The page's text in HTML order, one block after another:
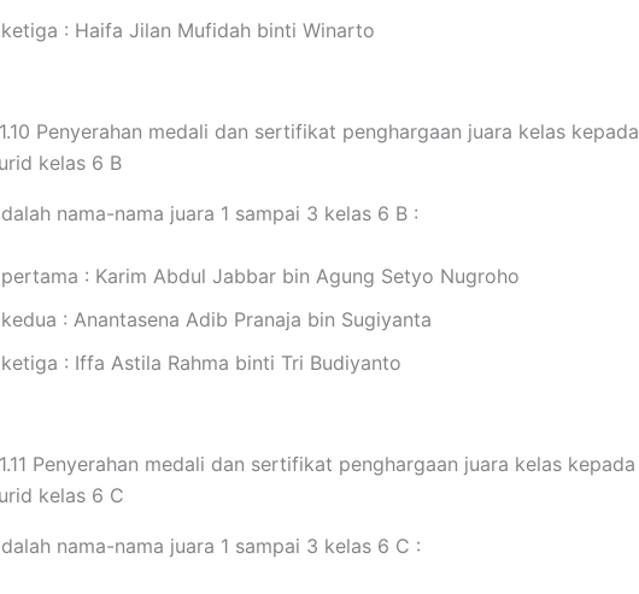
: Haifa Jilan Mufidah binti Winarto
Penyerahan medali dan sertifikat penghargaan juara kelas kepada
kelas 6 B
nama-nama juara 1 sampai 3 kelas 6 B :
: Karim Abdul Jabbar bin Agung Setyo Nugroho
: Anantasena Adib Pranaja bin Sugiyanta
: Iffa Astila Rahma binti Tri Budiyanto
Penyerahan medali dan sertifikat penghargaan juara kelas kepada
kelas 6 C
nama-nama juara 1 sampai 3 kelas 6 C :